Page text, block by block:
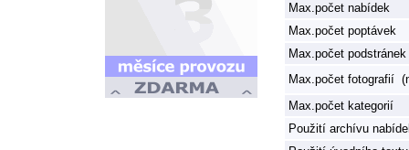
Max.počet nabídek
Max.počet poptávek
Max.počet podstránek
Max.počet fotografií
Max.počet kategorií
Použití archívu